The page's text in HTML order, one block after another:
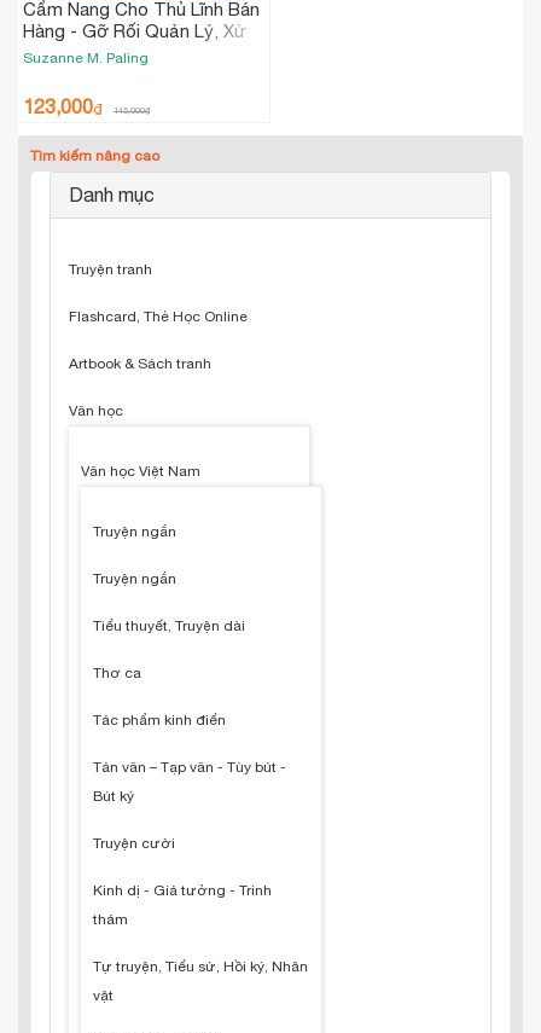
Cẩm Nang Cho Thủ Lĩnh Bán
Hàng - Gỡ Rối Quản Lý, Xử
Trí Nhân Viên Khó Nhằn Và
Suzanne M. Paling
123,000₫ 145,000₫
Tìm kiếm nâng cao
Danh mục
Truyện tranh
Flashcard, Thẻ Học Online
Artbook & Sách tranh
Văn học
Văn học Việt Nam
Truyện ngắn
Truyện ngắn
Tiểu thuyết, Truyện dài
Thơ ca
Tác phẩm kinh điển
Tản văn – Tạp văn - Tùy bút -
Bút ký
Truyện cười
Kinh dị - Giả tưởng - Trinh
thám
Tự truyện, Tiểu sử, Hồi ký, Nhân
vật